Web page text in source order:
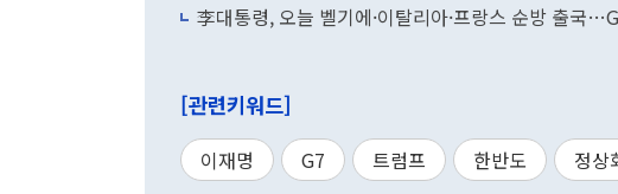
李대통령, 오늘 벨기에·이탈리아·프랑스 순방 출국
[관련키워드]
이재명 G7 트럼프 한반도 정상